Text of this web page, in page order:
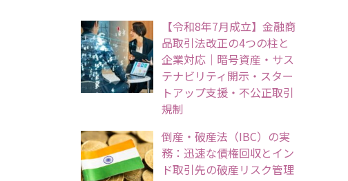
【令和8年7月成立】金融商
品取引法改正の4つの柱と
企業対応｜暗号資産・サス
テナビリティ開示・スター
トアップ支援・不公正取引
規制
倒産・破産法（IBC）の実
務：迅速な債権回収とイン
ド取引先の破産リスク管理